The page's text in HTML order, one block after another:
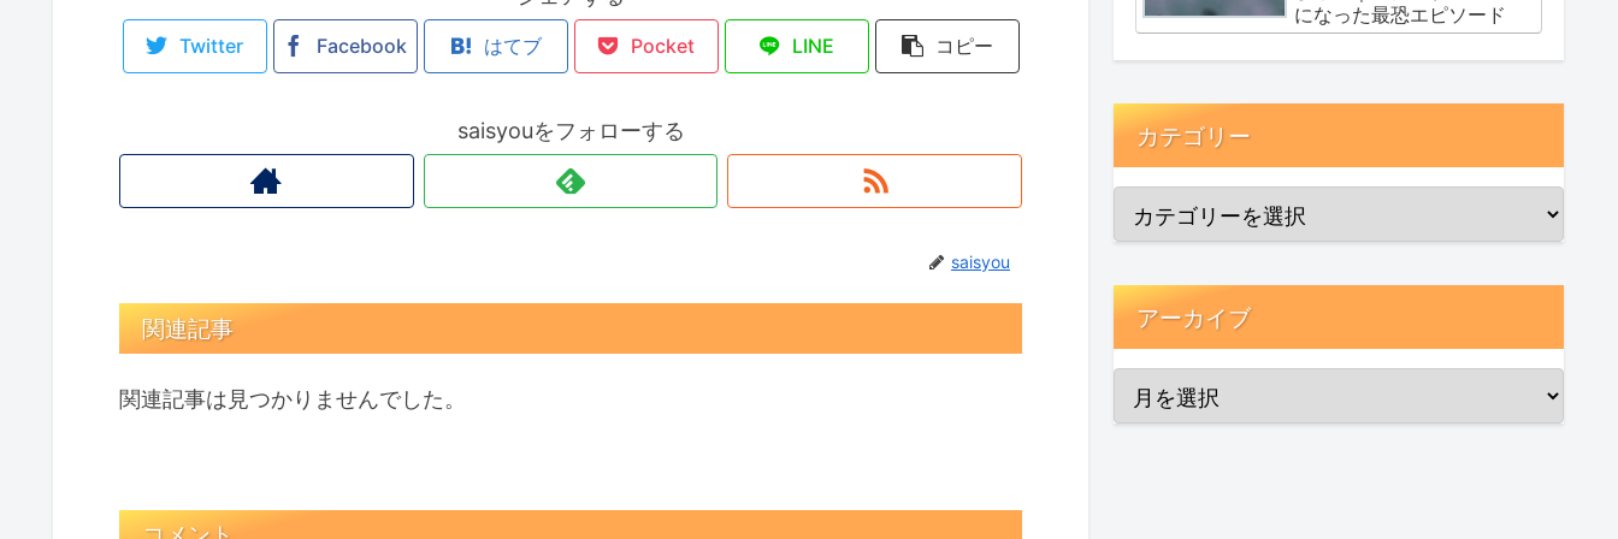
Twitter Facebook はてブ Pocket LINE コピー
saisyouをフォローする
saisyou
関連記事
関連記事は見つかりませんでした。
になった最恐エピソード
カテゴリー
アーカイブ